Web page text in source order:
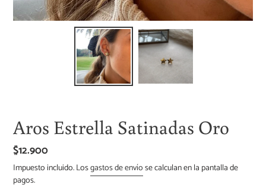
Aros Estrella Satinadas Oro
Precio
habitual
$12.900
Impuesto incluido. Losgastos de envíose calculan en la pantalla de
pagos.